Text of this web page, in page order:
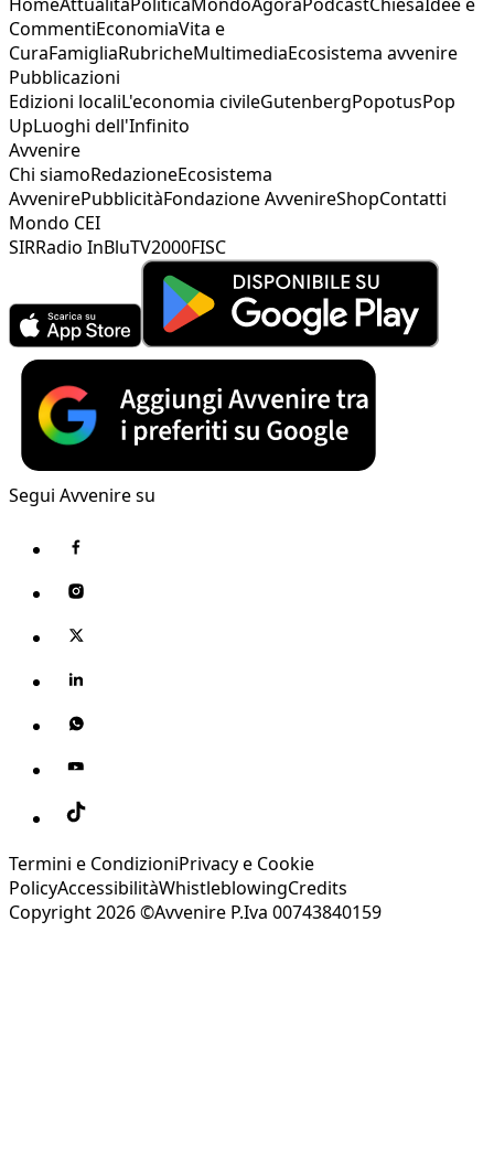
CommentiEconomiaVita e
CuraFamigliaRubricheMultimediaEcosistema avvenire
Pubblicazioni
Edizioni localiL'economia civileGutenbergPopotusPop
UpLuoghi dell'Infinito
Avvenire
Chi siamoRedazioneEcosistema
AvvenirePubblicitàFondazione AvvenireShopContatti
Mondo CEI
SIRRadio InBluTV2000FISC
Segui Avvenire su
Termini e CondizioniPrivacy e Cookie
PolicyAccessibilitàWhistleblowingCredits
Copyright 2026 ©Avvenire P.Iva 00743840159